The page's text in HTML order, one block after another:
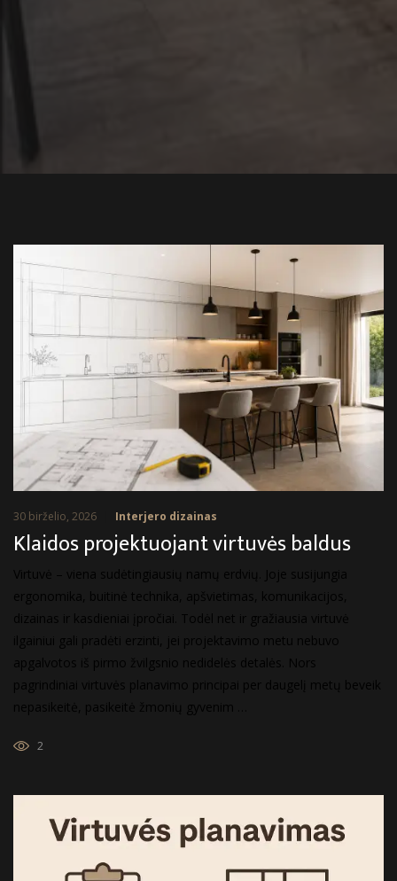
30 birželio, 2026 Interjero dizainas
Klaidos projektuojant virtuvės baldus
Virtuvė – viena sudėtingiausių namų erdvių. Joje susijungia
ergonomika, buitinė technika, apšvietimas, komunikacijos,
dizainas ir kasdieniai įpročiai. Todėl net ir gražiausia virtuvė
ilgainiui gali pradėti erzinti, jei projektavimo metu nebuvo
apgalvotos iš pirmo žvilgsnio nedidelės detalės. Nors
pagrindiniai virtuvės planavimo principai per daugelį metų beveik
nepasikeitė, pasikeitė žmonių gyvenim …
2